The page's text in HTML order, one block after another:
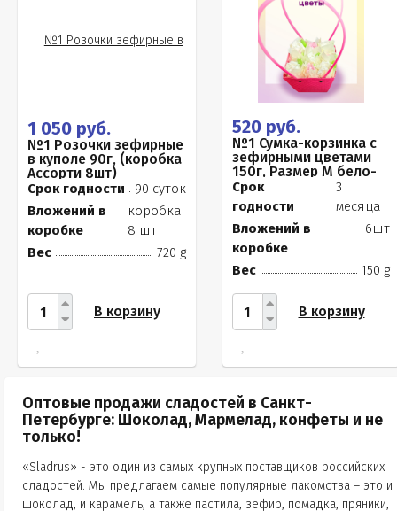
1 050 руб.
№1 Розочки зефирные
в куполе 90г, (коробка
Ассорти 8шт)
Срок годности
90 суток
Вложений в
коробке
коробка
8 шт
Вес
720 g
В корзину
520 руб.
№1 Сумка-корзинка с
зефирными цветами
150г, Размер М бело-
розовые бутоны
Срок
годности
3
месяца
Вложений в
коробке
6шт
Вес 150 g
В корзину
Оптовые продажи сладостей в Санкт-
Петербурге: Шоколад, Мармелад, конфеты и не
только!
«Sladrus» - это один из самых крупных поставщиков российских
сладостей. Мы предлагаем самые популярные лакомства – это и
шоколад, и карамель, а также пастила, зефир, помадка, пряники,